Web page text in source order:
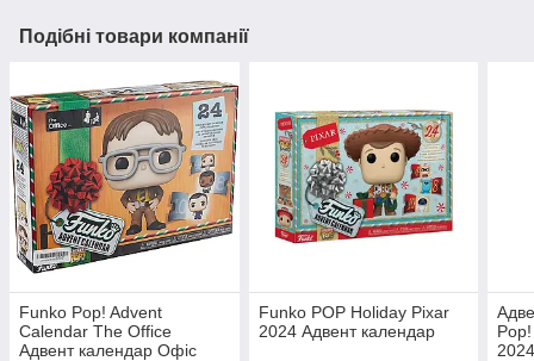
Подібні товари компанії
Funko Pop! Advent
Calendar The Office
Адвент календар Офіс
Funko POP Holiday Pixar
2024 Адвент календар